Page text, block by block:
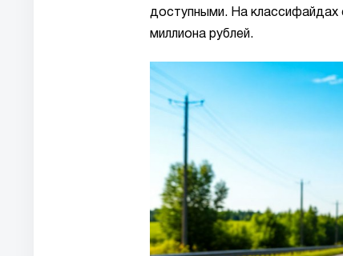
доступными. На классифайдах
миллиона рублей.